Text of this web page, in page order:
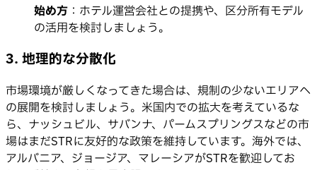
始め方 ：ホテル運営会社との提携や、区分所有モデル
の活用を検討しましょう。
3. 地理的な分散化
市場環境が厳しくなってきた場合は、規制の少ないエリアへ
の展開を検討しましょう。米国内での拡大を考えているな
ら、ナッシュビル、サバンナ、パームスプリングスなどの市
場はまだSTRに友好的な政策を維持しています。海外では、
アルバニア、ジョージア、マレーシアがSTRを歓迎してお